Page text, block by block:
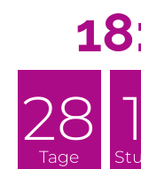
28
Tage